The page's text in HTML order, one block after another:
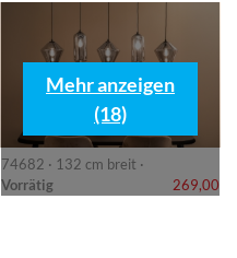
74682 · 132 cm breit ·
Vorrätig
269,00
Mehr anzeigen
(18)